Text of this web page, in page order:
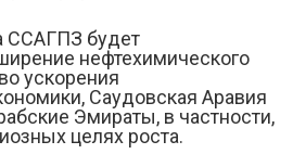
ССАГПЗ будет
нефтехимического
ускорения
Саудовская Аравия
Эмираты, в частности,
целях роста.